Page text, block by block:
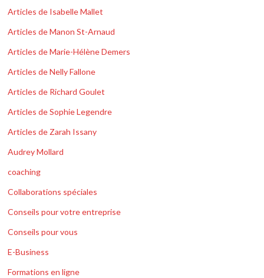
Articles de Isabelle Mallet
Articles de Manon St-Arnaud
Articles de Marie-Hélène Demers
Articles de Nelly Fallone
Articles de Richard Goulet
Articles de Sophie Legendre
Articles de Zarah Issany
Audrey Mollard
coaching
Collaborations spéciales
Conseils pour votre entreprise
Conseils pour vous
E-Business
Formations en ligne